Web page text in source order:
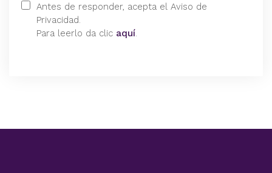
Antes de responder, acepta el Aviso de
Privacidad.
Para leerlo da clic aquí.